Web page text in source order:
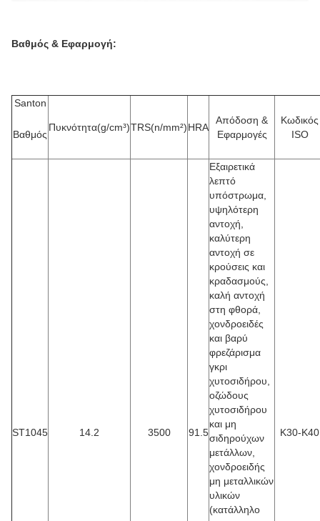
Βαθμός & Εφαρμογή:
Santon
Βαθμός
Πυκνότητα(g/cm³)TRS(n/mm²)HRA
Απόδοση &
Εφαρμογές
Κωδικός
ISO
ST1045 14.2 3500 91.5
Εξαιρετικά
λεπτό
υπόστρωμα,
υψηλότερη
αντοχή,
καλύτερη
αντοχή σε
κρούσεις και
κραδασμούς,
καλή αντοχή
στη φθορά,
χονδροειδές
και βαρύ
φρεζάρισμα
γκρι
χυτοσιδήρου,
οζώδους
χυτοσιδήρου
και μη
σιδηρούχων
μετάλλων,
χονδροειδής
μη μεταλλικών
υλικών
(κατάλληλο
K30-K40